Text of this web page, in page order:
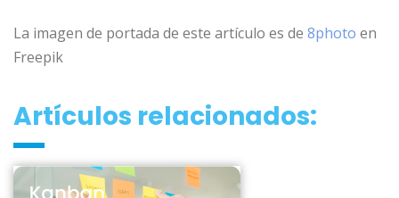
La imagen de portada de este artículo es de 8photo en
Freepik
Artículos relacionados: